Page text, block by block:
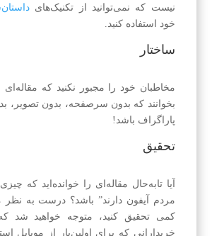
نیست که نمی‌توانید از تکنیک‌های
خود استفاده کنید.
ساختار
بخوانند که بدون سرصفحه، بدون تصویر،
پاراگراف باشد!
تحقیق
آیا تابه‌حال مقاله‌ای را خوانده‌اید که
مردم آیفون دارند” باشد؟ درست به نظر
خریدارانی که برای اولین‌بار از موبایل